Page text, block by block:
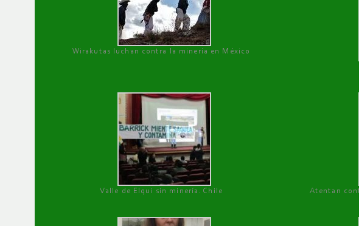
Wirakutas luchan contra la minería en México
Valle de Elqui sin minería. Chile Atentan